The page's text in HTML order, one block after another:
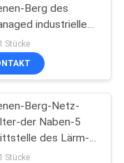
Berg des
industriellen
8port
Stücke
Berg-Netz-
der Naben-5
des Lärm-
des Gigabit-
Stücke